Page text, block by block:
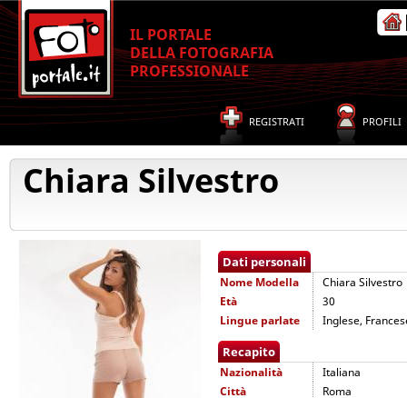
IL PORTALE
DELLA FOTOGRAFIA
PROFESSIONALE
REGISTRATI PROFILI
Chiara Silvestro
Dati personali
Nome Modella
Chiara Silvestro
Età
30
Lingue parlate
Inglese,
Recapito
Nazionalità
Italiana
Città
Roma